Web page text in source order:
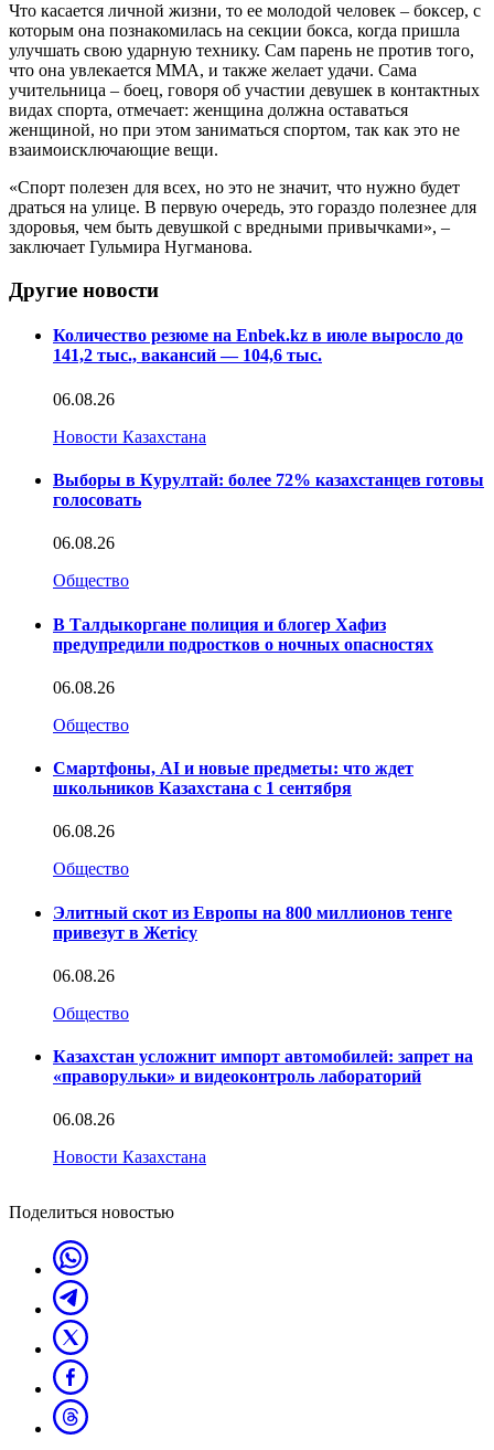
Что касается личной жизни, то ее молодой человек – боксер, с
которым она познакомилась на секции бокса, когда пришла
улучшать свою ударную технику. Сам парень не против того,
что она увлекается ММА, и также желает удачи. Сама
учительница – боец, говоря об участии девушек в контактных
видах спорта, отмечает: женщина должна оставаться
женщиной, но при этом заниматься спортом, так как это не
взаимоисключающие вещи.
«Спорт полезен для всех, но это не значит, что нужно будет
драться на улице. В первую очередь, это гораздо полезнее для
здоровья, чем быть девушкой с вредными привычками», –
заключает Гульмира Нугманова.
Другие новости
Количество резюме на Enbek.kz в июле выросло до
141,2 тыс., вакансий — 104,6 тыс.
06.08.26
Новости Казахстана
Выборы в Курултай: более 72% казахстанцев готовы
голосовать
06.08.26
Общество
В Талдыкоргане полиция и блогер Хафиз
предупредили подростков о ночных опасностях
06.08.26
Общество
Смартфоны, AI и новые предметы: что ждет
школьников Казахстана с 1 сентября
06.08.26
Общество
Элитный скот из Европы на 800 миллионов тенге
привезут в Жетісу
06.08.26
Общество
Казахстан усложнит импорт автомобилей: запрет на
«праворульки» и видеоконтроль лабораторий
06.08.26
Новости Казахстана
Поделиться новостью